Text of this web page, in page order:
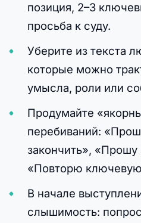
позиция, 2–3
просьба к суду.
Уберите из текста
которые можно
умысла, роли или
Продумайте
перебиваний:
закончить», «Прошу
«Повторю
В начале
слышимость: